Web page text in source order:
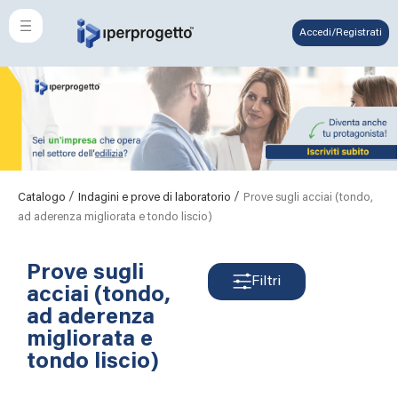
Accedi/Registrati
Catalogo / Indagini e prove di laboratorio / Prove sugli acciai (tondo,
ad aderenza migliorata e tondo liscio)
Prove sugli
acciai (tondo,
ad aderenza
migliorata e
tondo liscio)
Filtri